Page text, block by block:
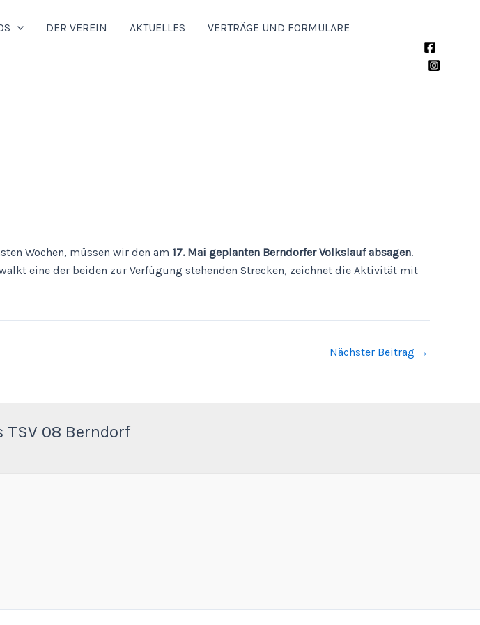
DER VEREIN AKTUELLES VERTRÄGE UND FORMULARE
Wochen, müssen wir den am 17. Mai geplanten Berndorfer Volkslauf absagen.
eine der beiden zur Verfügung stehenden Strecken, zeichnet die Aktivität mit
Nächster Beitrag →
TSV 08 Berndorf